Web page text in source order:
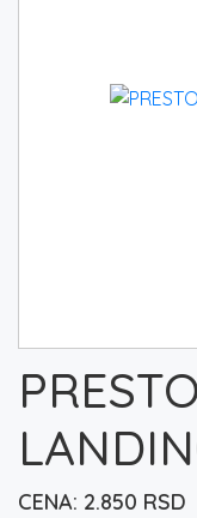
2.850 RSD